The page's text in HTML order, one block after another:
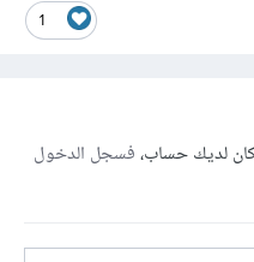
1
لديك حساب،فسجل الدخول